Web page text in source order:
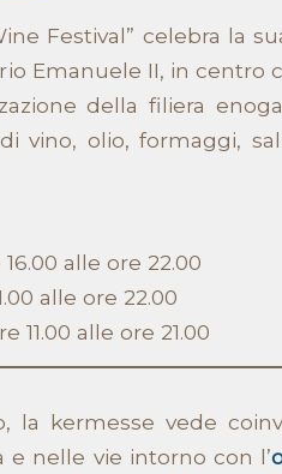
Festival” celebra la
Emanuele II, in centro
della filiera
vino, olio, formaggi,
alle ore 22.00
alle ore 22.00
11.00 alle ore 21.00
la kermesse vede
e nelle vie intorno con l’